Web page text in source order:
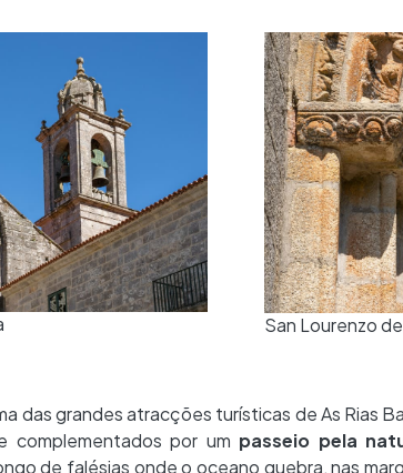
San Lourenzo
das grandes atracções turísticas de As Rias
complementados por um passeio pela
de falésias onde o oceano quebra, nas